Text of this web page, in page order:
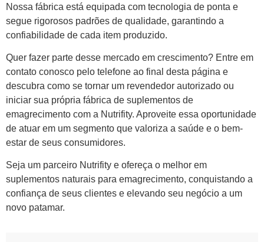
Nossa fábrica está equipada com tecnologia de ponta e
segue rigorosos padrões de qualidade, garantindo a
confiabilidade de cada item produzido.
Quer fazer parte desse mercado em crescimento? Entre em
contato conosco pelo telefone ao final desta página e
descubra como se tornar um revendedor autorizado ou
iniciar sua própria fábrica de suplementos de
emagrecimento com a Nutrifity. Aproveite essa oportunidade
de atuar em um segmento que valoriza a saúde e o bem-
estar de seus consumidores.
Seja um parceiro Nutrifity e ofereça o melhor em
suplementos naturais para emagrecimento, conquistando a
confiança de seus clientes e elevando seu negócio a um
novo patamar.